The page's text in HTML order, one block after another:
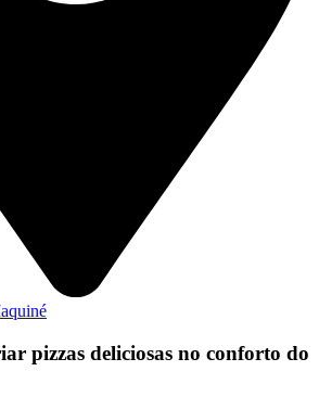
pizzas deliciosas no conforto do